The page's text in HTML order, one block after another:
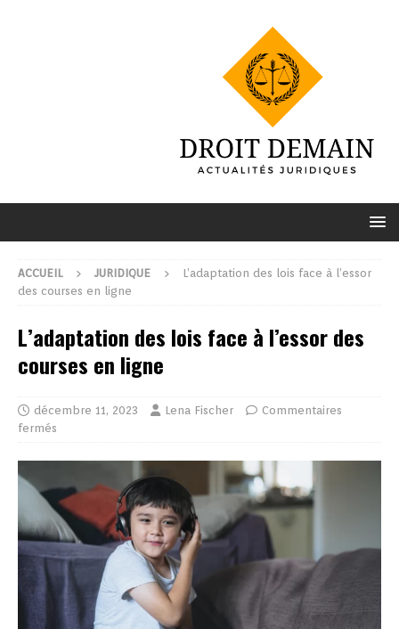
ACCUEIL JURIDIQUE
L’adaptation des lois face à l’essor
des courses en ligne
L’adaptation des lois face à l’essor des
courses en ligne
décembre 11, 2023 Lena Fischer
Commentaires
fermés